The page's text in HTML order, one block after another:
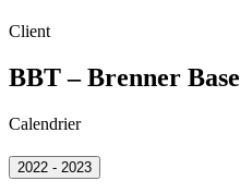
Client
BBT – Brenner
Calendrier
2022 - 2023